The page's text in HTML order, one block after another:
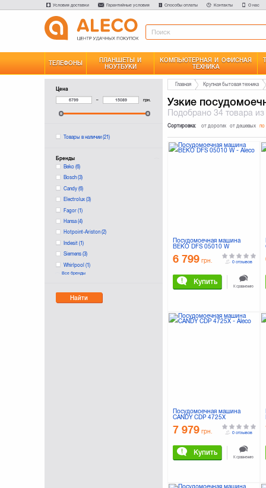
Условия доставки Гарантийные условия Способы оплаты Контакты О нас
ТЕЛЕФОНЫ
ПЛАНШЕТЫ И
НОУТБУКИ
КОМПЬЮТЕРНАЯ И ОФИСНАЯ
ТЕХНИКА
Цена
– грн.
Товары в наличии(21)
Бренды
Beko(6)
Bosch(3)
Candy(6)
Electrolux(3)
Fagor(1)
Hansa(4)
Hotpoint-Ariston(2)
Indesit(1)
Siemens(3)
Whirlpool(1)
Zanussi(4)
Все бренды
Найти
Главная Крупная бытовая техника
Узкие
Подобрано34 товара
Сортировка: от дорогих от дешевых по
Посудомоечная машина
BEKO DFS 05010 W
6 799 грн.
Купить
0 отзывов
К сравнению
Посудомоечная машина
CANDY CDP 4725X
7 979 грн.
Купить
0 отзывов
К сравнению